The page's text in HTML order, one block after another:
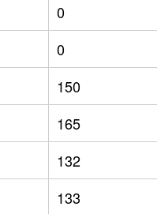
0
0
150
165
132
133